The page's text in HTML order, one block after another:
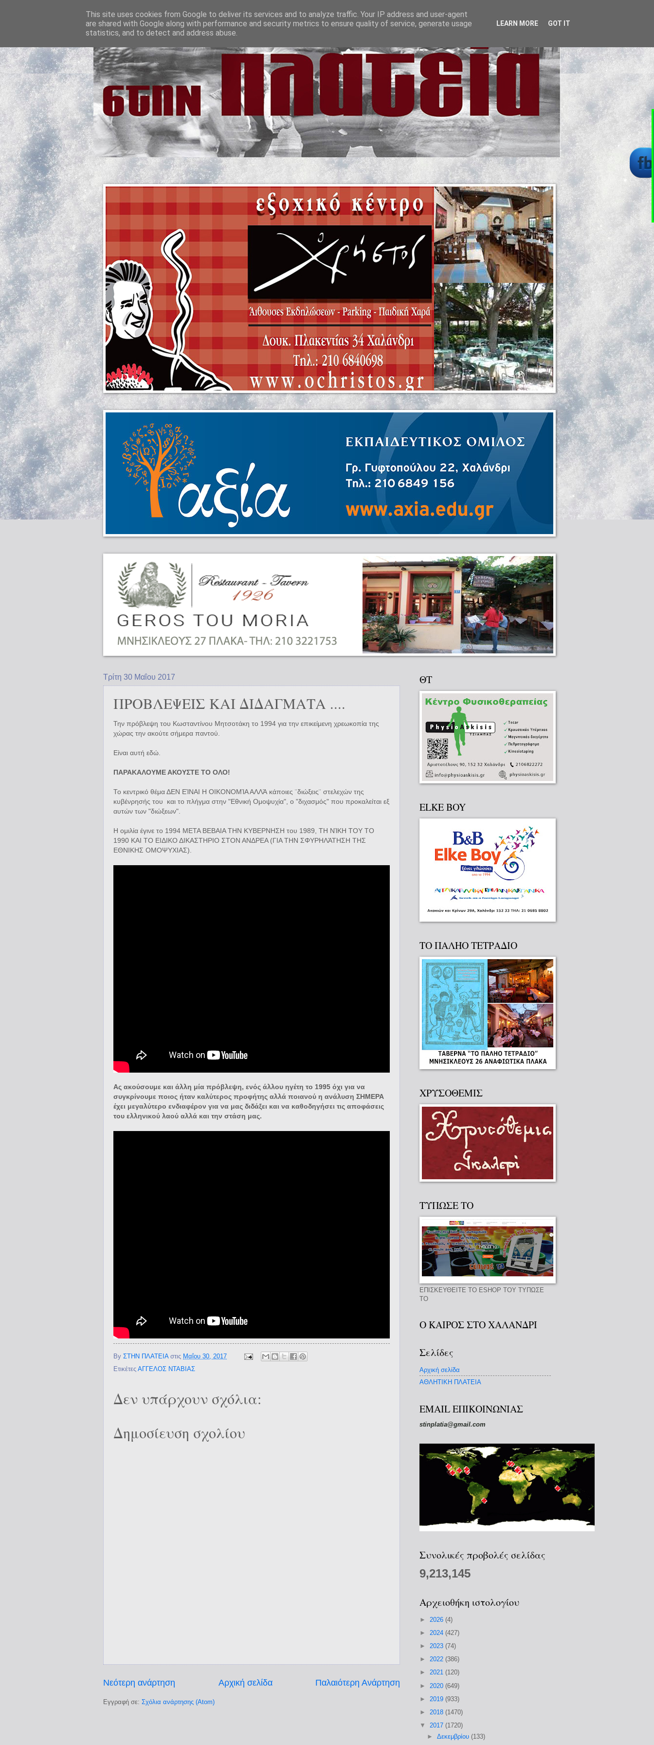
Τρίτη 30 Μαΐου 2017
ΠΡΟΒΛΕΨΕΙΣ ΚΑΙ ΔΙΔΑΓΜΑΤΑ ....
Την πρόβλεψη του Κωσταντίνου Μητσοτάκη το 1994 για την επικείμενη χρεωκοπία της
χώρας την ακούτε σήμερα παντού.
Είναι αυτή εδώ.
ΠΑΡΑΚΑΛΟΥΜΕ ΑΚΟΥΣΤΕ ΤΟ ΟΛΟ!
Το κεντρικό θέμα ΔΕΝ ΕΊΝΑΙ Η ΟΙΚΟΝΟΜΊΑ ΑΛΛΆ κάποιες ¨διώξεις¨ στελεχών της
κυβένρησής του και το πλήγμα στην "Εθνική Ομοψυχία", ο "διχασμός" που προκαλείται εξ
αυτών των "διώξεων".
Η ομιλία έγινε το 1994 ΜΕΤΑ ΒΕΒΑΙΑ ΤΗΝ ΚΥΒΕΡΝΗΣΗ του 1989, ΤΗ ΝΊΚΗ ΤΟΥ ΤΟ
1990 ΚΑΙ ΤΟ ΕΙΔΙΚΟ ΔΙΚΑΣΤΗΡΙΟ ΣΤΟΝ ΑΝΔΡΕΑ (ΓΙΑ ΤΗΝ ΣΦΥΡΗΛΆΤΗΣΗ ΤΗΣ
ΕΘΝΙΚΗΣ ΟΜΟΨΥΧΙΑΣ).
Ας ακούσουμε και άλλη μία πρόβλεψη, ενός άλλου ηγέτη το 1995 όχι για να
συγκρίνουμε ποιος ήταν καλύτερος προφήτης αλλά ποιανού η ανάλυση ΣΗΜΕΡΑ
έχει μεγαλύτερο ενδιαφέρον για να μας διδάξει και να καθοδηγήσει τις αποφάσεις
του ελληνικού λαού αλλά και την στάση μας.
By ΣΤΗΝ ΠΛΑΤΕΙΑ στις Μαΐου 30, 2017
Ετικέτες ΑΓΓΕΛΟΣ ΝΤΑΒΙΑΣ
Δεν υπάρχουν σχόλια:
Δημοσίευση σχολίου
Νεότερη ανάρτηση Παλαιότερη Ανάρτηση
Αρχική σελίδα
Εγγραφή σε: Σχόλια ανάρτησης (Atom)
ΘΤ
ELKE BOY
ΤΟ ΠΑΛΗΟ ΤΕΤΡΑΔΙΟ
ΧΡΥΣΟΘΕΜΙΣ
ΤΥΠΩΣΕ ΤΟ
ΕΠΙΣΚΕΥΘΕΙΤΕ ΤΟ ESHOP ΤΟΥ ΤΥΠΩΣΕ
ΤΟ
Ο ΚΑΙΡΟΣ ΣΤΟ ΧΑΛΑΝΔΡΙ
Σελίδες
Αρχική σελίδα
ΑΘΛΗΤΙΚΗ ΠΛΑΤΕΙΑ
EMAIL ΕΠΙΚΟΙΝΩΝΙΑΣ
stinplatia@gmail.com
Συνολικές προβολές σελίδας
9,213,145
Αρχειοθήκη ιστολογίου
► 2026 (4)
► 2024 (427)
► 2023 (74)
► 2022 (386)
► 2021 (120)
► 2020 (649)
► 2019 (933)
► 2018 (1470)
▼ 2017 (1720)
►Δεκεμβρίου (133)
This site uses cookies from Google to deliver its services and to analyze traffic. Your IP address and user-agent
are shared with Google along with performance and security metrics to ensure quality of service, generate usage
statistics, and to detect and address abuse.
LEARN MORE GOT IT